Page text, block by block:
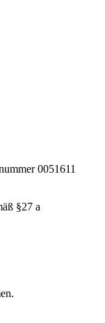
0051611
§27 a